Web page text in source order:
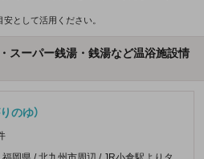
として活用ください。
スーパー銭湯・銭湯など温浴施設情
のゆ）